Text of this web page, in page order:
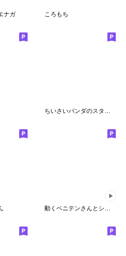
ナガ ころもち
ちいさいパンダのスタンプ（筆）